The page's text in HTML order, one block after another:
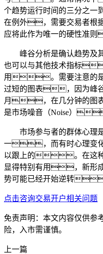
个趋势运行时间的三分之
在例外，需要交易者
应将此作为唯一的硬性准则
峰谷分析是确认趋势及
也可以与其他技术指标
用。需要注意的
过短的图表，因为峰
月，在几分钟的图
是市场噪音（Noise）
市场参与者的群体心理
一，而有时心理变化
以跟上的。在这
显得特别有用，新形
势可能已经开始逆转
点击咨询交易开户相关问题
免责声明：本文内容仅供参
险，入市需谨慎。
上一篇